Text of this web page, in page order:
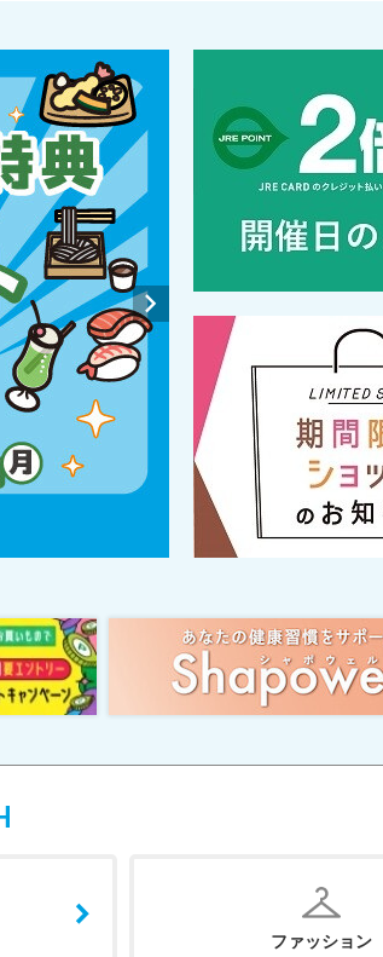
ファッション